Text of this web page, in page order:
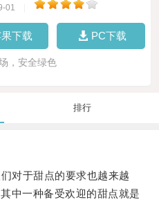
01
下载 PC下载
，安全绿色
排行
于甜点的要求也越来越
中一种备受欢迎的甜点就是